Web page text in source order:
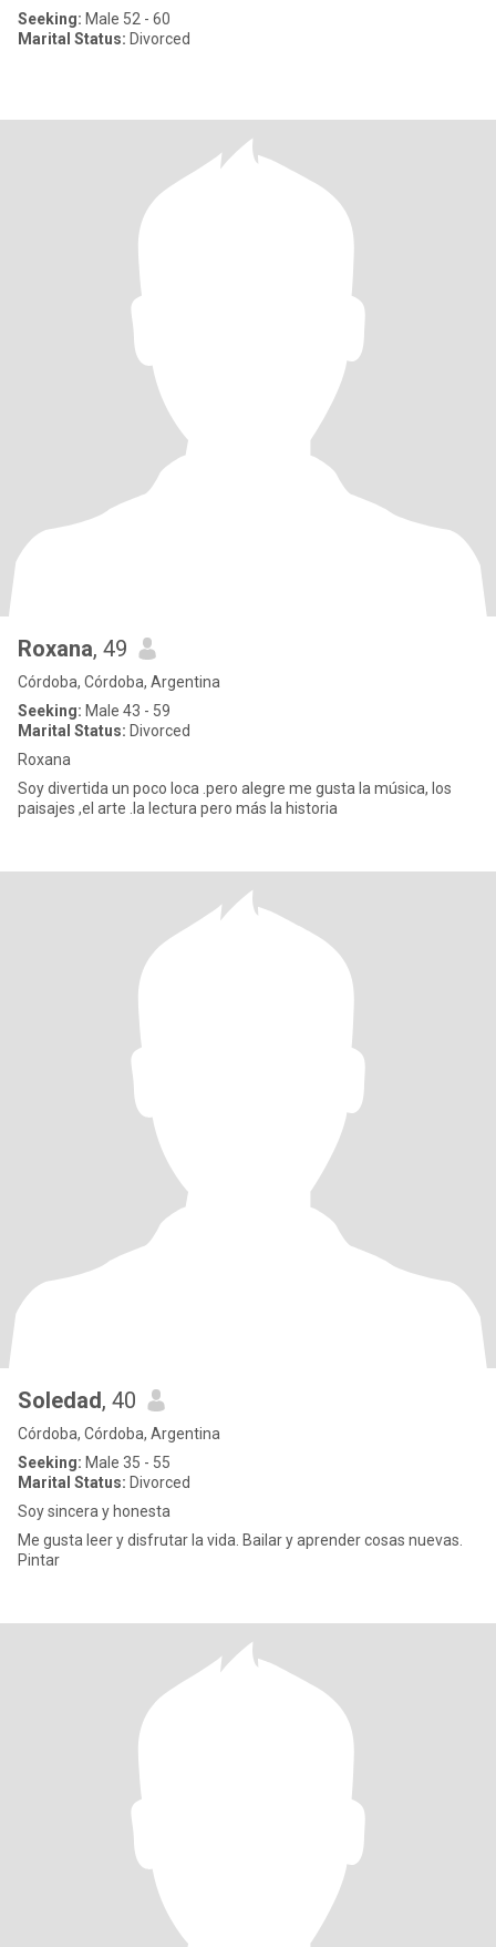
Seeking: Male 52 - 60
Marital Status: Divorced
Roxana, 49
Córdoba, Córdoba, Argentina
Seeking: Male 43 - 59
Marital Status: Divorced
Roxana
Soy divertida un poco loca .pero alegre me gusta la música, los
paisajes ,el arte .la lectura pero más la historia
Soledad, 40
Córdoba, Córdoba, Argentina
Seeking: Male 35 - 55
Marital Status: Divorced
Soy sincera y honesta
Me gusta leer y disfrutar la vida. Bailar y aprender cosas nuevas.
Pintar